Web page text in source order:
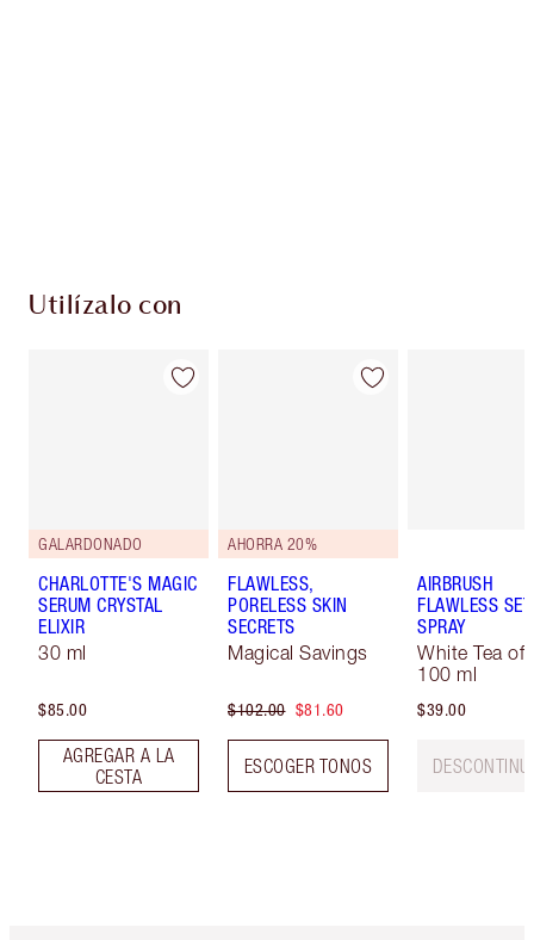
Utilízalo con
GALARDONADO
CHARLOTTE'S MAGIC
SERUM CRYSTAL
ELIXIR
30 ml
$85.00
AGREGAR A LA
CESTA
AHORRA 20%
FLAWLESS,
PORELESS SKIN
SECRETS
Magical Savings
$102.00 $81.60
ESCOGER TONOS
AIRBRUSH
FLAWLESS
SPRAY
White Tea of
100 ml
$39.00